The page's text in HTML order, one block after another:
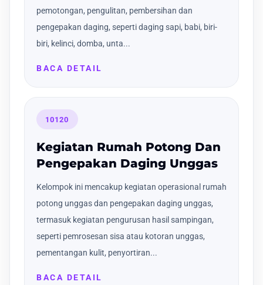
pemotongan, pengulitan, pembersihan dan
pengepakan daging, seperti daging sapi, babi, biri-
biri, kelinci, domba, unta...
BACA DETAIL
10120
Kegiatan Rumah Potong Dan
Pengepakan Daging Unggas
Kelompok ini mencakup kegiatan operasional rumah
potong unggas dan pengepakan daging unggas,
termasuk kegiatan pengurusan hasil sampingan,
seperti pemrosesan sisa atau kotoran unggas,
pementangan kulit, penyortiran...
BACA DETAIL